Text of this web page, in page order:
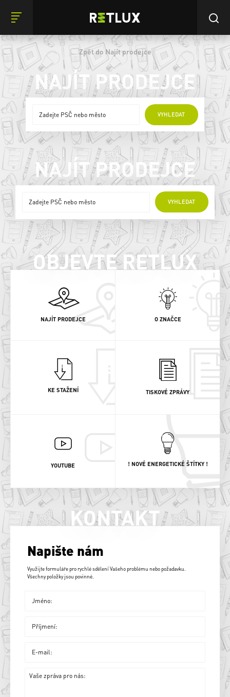
Zpět do Najít prodejce
NAJÍT PRODEJCE
VYHLEDAT
ONLINE PRODEJCI
NAJÍT PRODEJCE
VYHLEDAT
ONLINE PRODEJCI
OBJEVTE RETLUX
NAJÍT PRODEJCE O ZNAČCE
KE STAŽENÍ TISKOVÉ ZPRÁVY
YOUTUBE ! NOVÉ ENERGETICKÉ ŠTÍTKY !
KONTAKT
Napište nám
Využijte formuláře pro rychlé sdělení Vašeho problému nebo požadavku.
Všechny položky jsou povinné.